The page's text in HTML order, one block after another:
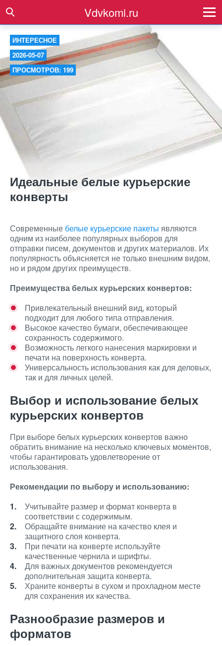
Vdvkomi.ru
ИНТЕРЕСНОЕ
2026-05-07
ПРОСМОТРОВ: 199
Идеальные белые курьерские
конверты
Современные белые курьерские пакеты являются
одним из наиболее популярных выборов для
отправки писем, документов и других материалов. Их
популярность объясняется не только внешним видом,
но и рядом других преимуществ.
Преимущества белых курьерских конвертов:
Привлекательный внешний вид, который
подходит для любого типа отправления.
Высокое качество бумаги, обеспечивающее
сохранность содержимого.
Возможность легкого нанесения маркировки и
печати на поверхность конверта.
Универсальность использования как для деловых,
так и для личных целей.
Выбор и использование белых
курьерских конвертов
При выборе белых курьерских конвертов важно
обратить внимание на несколько ключевых моментов,
чтобы гарантировать удовлетворение от
использования.
Рекомендации по выбору и использованию:
Учитывайте размер и формат конверта в
соответствии с содержимым.
Обращайте внимание на качество клея и
защитного слоя конверта.
При печати на конверте используйте
качественные чернила и шрифты.
Для важных документов рекомендуется
дополнительная защита конверта.
Храните конверты в сухом и прохладном месте
для сохранения их качества.
Разнообразие размеров и
форматов